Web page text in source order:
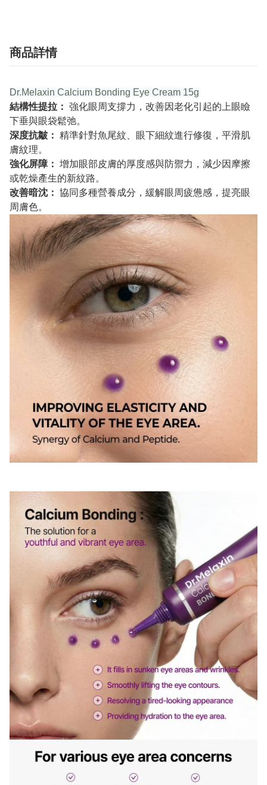
商品詳情
Dr.Melaxin Calcium Bonding Eye Cream 15g
結構性提拉： 強化眼周支撐力，改善因老化引起的上眼瞼
下垂與眼袋鬆弛。
深度抗皺： 精準針對魚尾紋、眼下細紋進行修復，平滑肌
膚紋理。
強化屏障： 增加眼部皮膚的厚度感與防禦力，減少因摩擦
或乾燥產生的新紋路。
改善暗沈： 協同多種營養成分，緩解眼周疲憊感，提亮眼
周膚色。